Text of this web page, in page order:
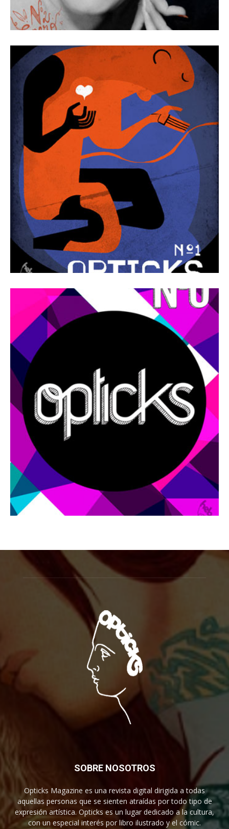
1 septiembre, 2009
Revista Número 1
1 junio, 2009
Revista Número 0
SOBRE NOSOTROS
Opticks Magazine es una revista digital dirigida a todas
aquellas personas que se sienten atraídas por todo tipo de
expresión artística. Opticks es un lugar dedicado a la cultura,
con un especial interés por libro ilustrado y el cómic.